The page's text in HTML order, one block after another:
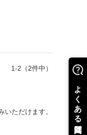
1-2（2件中）
ただけます。